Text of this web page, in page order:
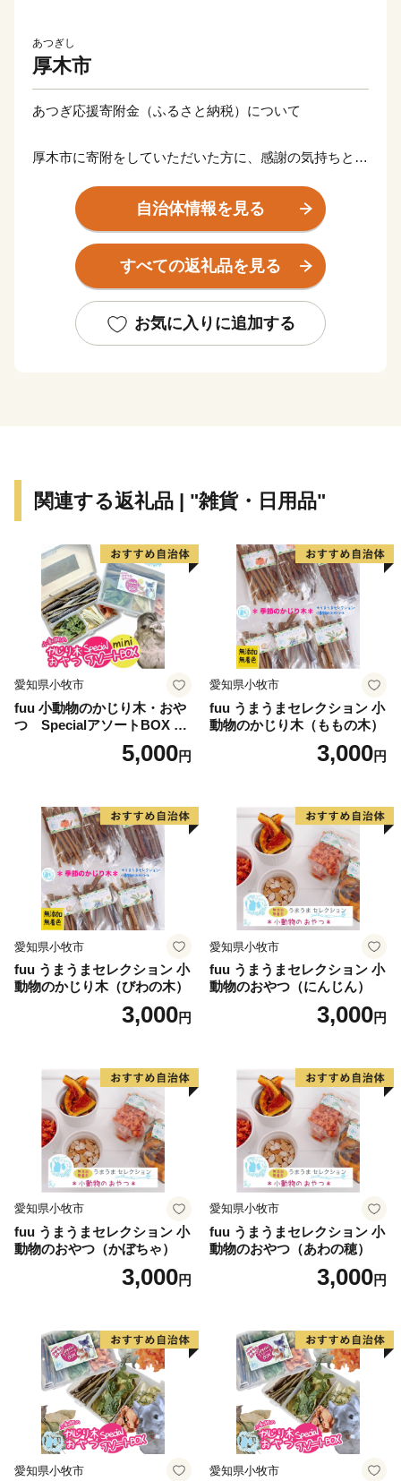
あつぎし
厚木市
あつぎ応援寄附金（ふるさと納税）について
厚木市に寄附をしていただいた方に、感謝の気持ちとし
贈呈いたします。
ご希望される返礼品によって、必要な寄附金額が異なり
ますのでご注意ください。
※返礼品の選択は、20品までとさせていただきます。
※返礼品のお届けには1～2ヶ月程度かかることがありま
期不在がある場合は必ず「atsugi@furusato-
※返礼品の送付のため、寄附をしていただいた方の、御
住所、お名前、電話番号を返礼品送付業者にお知らせす
ることになりますので、あらかじめ御了承願います。
※返礼品の送付は、厚木市外にお住まいの方に限らせて
いただきます。
※返礼品の写真はイメージです。
※書類につきましては圧着はがきのみお届けします。封
書でのお届けはいたしませんのでご注意ください。
厚木市内にお住まいの方への返礼品送付の取りやめにつ
厚木市では、平成31年4月1日の総務省告示により、
「自団体住民に返礼品等を提供しないこと」とされたこ
とを受け、
令和元年5月31日以降の市内在住の方からの寄附に対す
る返礼品の発送を取りやめることといたしました。
※返礼品の送付を伴わない厚木市への寄附およびふるさ
と納税制度による税額控除は可能です。
自治体情報を見る
すべての返礼品を見る
お気に入りに追加する
関連する返礼品 | "雑貨・日用品"
愛知県小牧市
fuu 小動物のかじり木・おや
つ SpecialアソートBOX mi
5,000円
愛知県小牧市
fuu うまうまセレクション 小
動物のかじり木（ももの木）
3,000円
愛知県小牧市
fuu うまうまセレクション 小
動物のかじり木（びわの木）
3,000円
愛知県小牧市
fuu うまうまセレクション 小
動物のおやつ（にんじん）
3,000円
愛知県小牧市
fuu うまうまセレクション 小
動物のおやつ（かぼちゃ）
3,000円
愛知県小牧市
fuu うまうまセレクション 小
動物のおやつ（あわの穂）
3,000円
愛知県小牧市 愛知県小牧市